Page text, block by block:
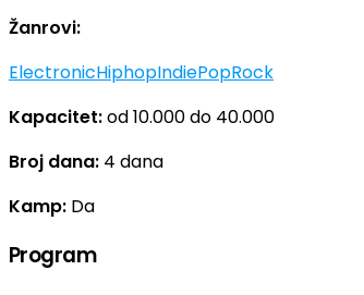
Žanrovi:
ElectronicHiphopIndiePopRock
Kapacitet:od 10.000 do 40.000
Broj dana: 4 dana
Kamp: Da
Program